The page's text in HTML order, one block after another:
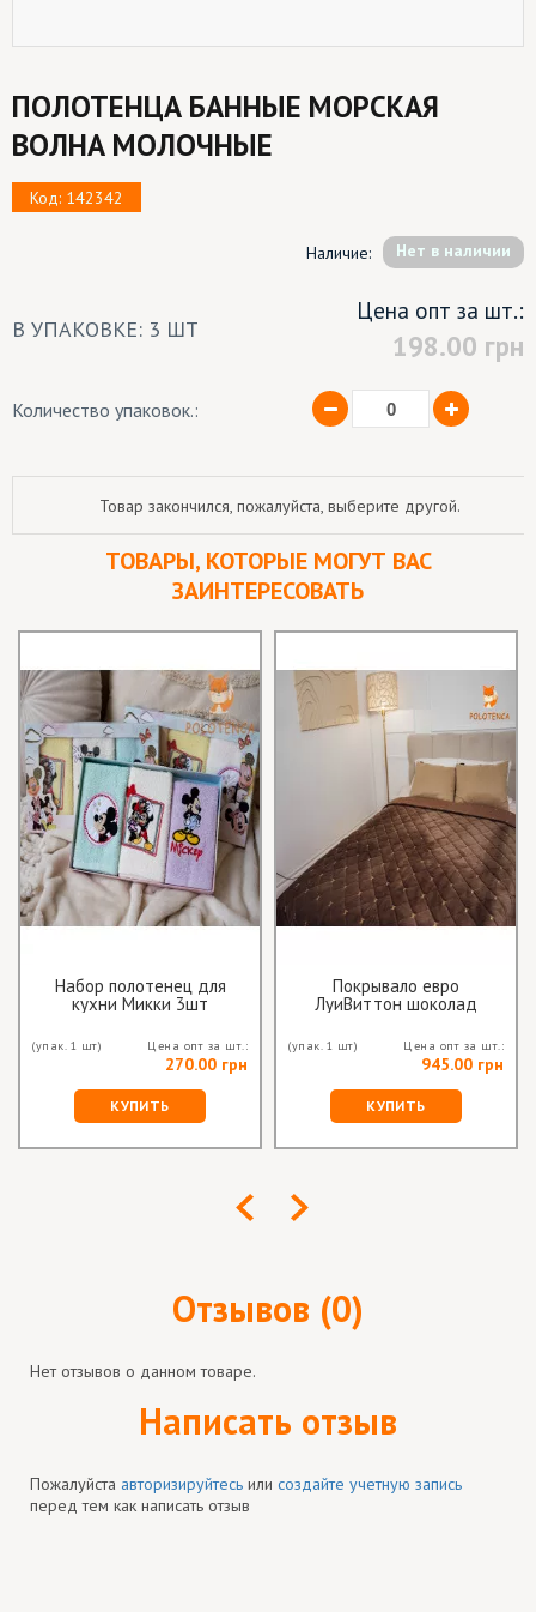
ПОЛОТЕНЦА БАННЫЕ МОРСКАЯ
ВОЛНА МОЛОЧНЫЕ
Код: 142342
Наличие: Hет в наличии
В УПАКОВКЕ: 3 ШТ
Цена опт за шт.:
198.00 грн
Количество упаковок.:
Товар закончился, пожалуйста, выберите другой.
ТОВАРЫ, КОТОРЫЕ МОГУТ ВАС
ЗАИНТЕРЕСОВАТЬ
Набор полотенец для
кухни Микки 3шт
(упак. 1 шт) Цена опт за шт.:
270.00 грн
КУПИТЬ
Покрывало евро
ЛуиВиттон шоколад
(упак. 1 шт) Цена опт за шт.:
945.00 грн
КУПИТЬ
Отзывов (0)
Нет отзывов о данном товаре.
Написать отзыв
Пожалуйста авторизируйтесь или создайте учетную запись
перед тем как написать отзыв